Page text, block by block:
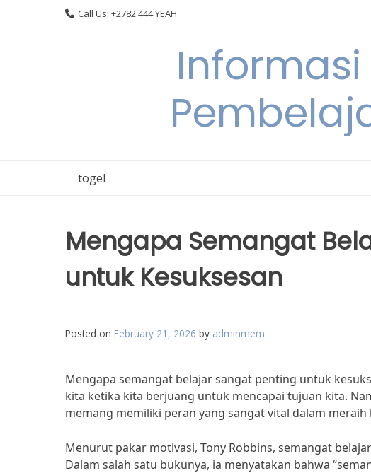
Call Us: +2782 444 YEAH
togel
Mengapa Semangat
untuk Kesuksesan
Posted on February 21, 2026 by adminmem
Mengapa semangat belajar sangat penting untuk
kita ketika kita berjuang untuk mencapai tujuan kita.
memang memiliki peran yang sangat vital dalam meraih
Menurut pakar motivasi, Tony Robbins, semangat
Dalam salah satu bukunya, ia menyatakan bahwa